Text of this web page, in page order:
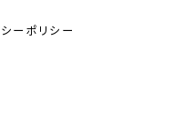
ーポリシー